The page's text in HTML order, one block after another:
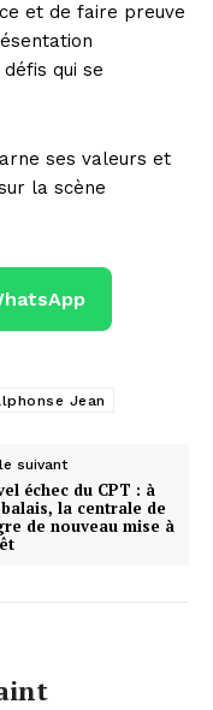
et de faire preuve
qui se
ses valeurs et
la scène
Jean
suivant
échec du CPT : à
la centrale de
de nouveau mise à